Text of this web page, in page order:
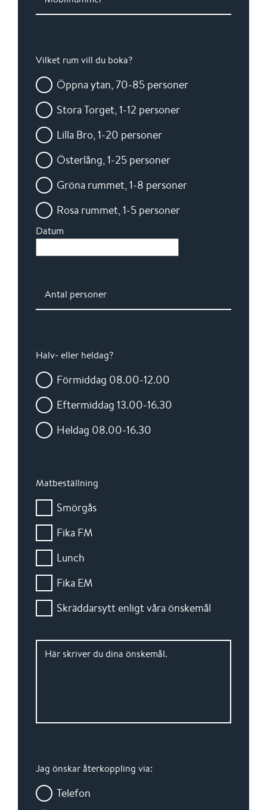
Vilket rum vill du boka?
Öppna ytan, 70-85 personer
Stora Torget, 1-12 personer
Lilla Bro, 1-20 personer
Österlång, 1-25 personer
Gröna rummet, 1-8 personer
Rosa rummet, 1-5 personer
Datum
Antal personer
Halv- eller heldag?
Förmiddag 08.00-12.00
Eftermiddag 13.00-16.30
Heldag 08.00-16.30
Matbeställning
Smörgås
Fika FM
Lunch
Fika EM
Skräddarsytt enligt våra önskemål
Här skriver du dina önskemål.
Jag önskar återkoppling via:
Telefon